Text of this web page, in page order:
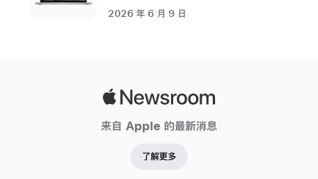
2026 年 6 月 9 日
来自 Apple 的最新消息
了解更多